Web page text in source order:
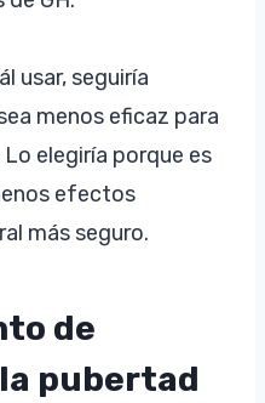
usar, seguiría
menos eficaz para
elegiría porque es
efectos
más seguro.
de
pubertad